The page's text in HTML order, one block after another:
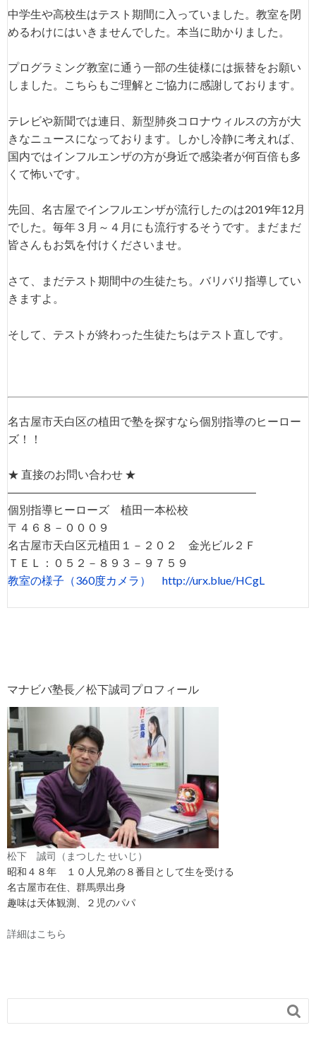
中学生や高校生はテスト期間に入っていました。教室を閉
めるわけにはいきませんでした。本当に助かりました。
プログラミング教室に通う一部の生徒様には振替をお願い
しました。こちらもご理解とご協力に感謝しております。
テレビや新聞では連日、新型肺炎コロナウィルスの方が大
きなニュースになっております。しかし冷静に考えれば、
国内ではインフルエンザの方が身近で感染者が何百倍も多
くて怖いです。
先回、名古屋でインフルエンザが流行したのは2019年12月
でした。毎年３月～４月にも流行するそうです。まだまだ
皆さんもお気を付けくださいませ。
さて、まだテスト期間中の生徒たち。バリバリ指導してい
きますよ。
そして、テストが終わった生徒たちはテスト直しです。
名古屋市天白区の植田で塾を探すなら個別指導のヒーロー
ズ！！
★ 直接のお問い合わせ ★
――――――――――――――――――――――
個別指導ヒーローズ 植田一本松校
〒４６８－０００９
名古屋市天白区元植田１－２０２ 金光ビル２Ｆ
ＴＥＬ：０５２－８９３－９７５９
教室の様子（360度カメラ）
http://urx.blue/HCgL
マナビバ塾長／松下誠司プロフィール
松下 誠司（まつした せいじ）
昭和４８年 １０人兄弟の８番目として生を受ける
名古屋市在住、群馬県出身
趣味は天体観測、２児のパパ
詳細はこちら
